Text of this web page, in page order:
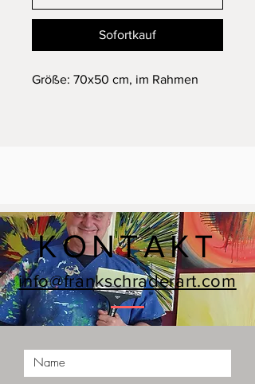
Sofortkauf
Größe: 70x50 cm, im Rahmen
KONTAKT
info@frankschraderart.com